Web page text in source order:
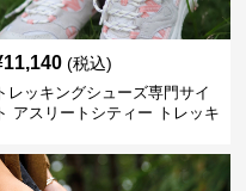
11,140 (税込)
レッキングシューズ専門サイ
アスリートシティー トレッキ